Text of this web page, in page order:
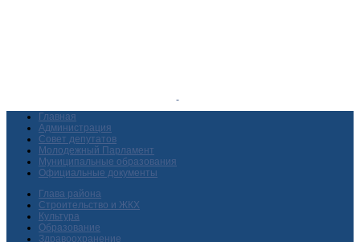
Главная
Администрация
Совет депутатов
Молодежный Парламент
Муниципальные образования
Официальные документы
Глава района
Строительство и ЖКХ
Культура
Образование
Здравоохранение